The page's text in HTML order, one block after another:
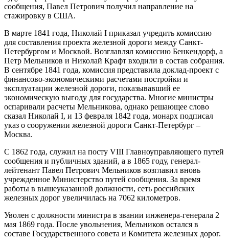
сообщения, Павел Петрович получил направление на
стажировку в США.
В марте 1841 года, Николай I приказал учредить комиссию
для составления проекта железной дороги между Санкт-
Петербургом и Москвой. Возглавлял комиссию Бенкендорф, а
Петр Мельников и Николай Крафт входили в состав собрания.
В сентябре 1841 года, комиссия представила доклад-проект с
финансово-экономическими расчетами постройки и
эксплуатации железной дороги, показывавший ее
экономическую выгоду для государства. Многие министры
оспаривали расчеты Мельникова, однако решающее слово
сказал Николай I, и 13 февраля 1842 года, монарх подписал
указ о сооружении железной дороги Санкт-Петербург –
Москва.
С 1862 года, служил на посту VIII Главноуправляющего путей
сообщения и публичных зданий, а в 1865 году, генерал-
лейтенант Павел Петрович Мельников возглавил вновь
учрежденное Министерство путей сообщения. За время
работы в вышеуказанной должности, сеть российских
железных дорог увеличилась на 7062 километров.
Уволен с должности министра в звании инженера-генерала 2
мая 1869 года. После увольнения, Мельников остался в
составе Государственного совета и Комитета железных дорог.